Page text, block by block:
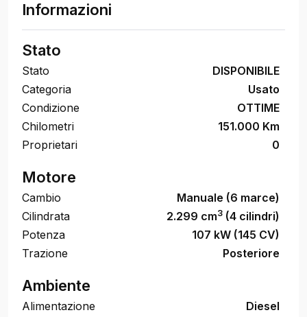
Informazioni
Stato
Stato
DISPONIBILE
Categoria
Usato
Condizione
OTTIME
Chilometri
151.000 Km
Proprietari
0
Motore
Cambio
Manuale (6 marce)
Cilindrata
2.299 cm3 (4 cilindri)
Potenza
107 kW (145 CV)
Trazione
Posteriore
Ambiente
Alimentazione
Diesel